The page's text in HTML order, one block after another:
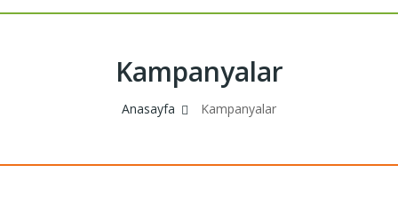
Kampanyalar
Anasayfa Kampanyalar